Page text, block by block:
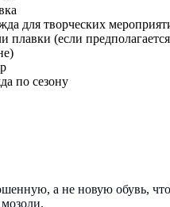
для творческих
плавки (если
по сезону
а не новую обувь,